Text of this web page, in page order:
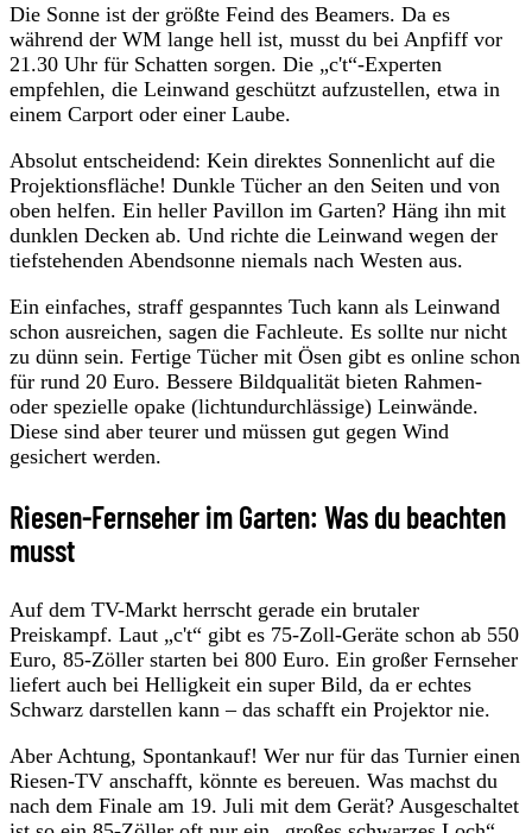
Die Sonne ist der größte Feind des Beamers. Da es
während der WM lange hell ist, musst du bei Anpfiff vor
21.30 Uhr für Schatten sorgen. Die „c't“-Experten
empfehlen, die Leinwand geschützt aufzustellen, etwa in
einem Carport oder einer Laube.
Absolut entscheidend: Kein direktes Sonnenlicht auf die
Projektionsfläche! Dunkle Tücher an den Seiten und von
oben helfen. Ein heller Pavillon im Garten? Häng ihn mit
dunklen Decken ab. Und richte die Leinwand wegen der
tiefstehenden Abendsonne niemals nach Westen aus.
Ein einfaches, straff gespanntes Tuch kann als Leinwand
schon ausreichen, sagen die Fachleute. Es sollte nur nicht
zu dünn sein. Fertige Tücher mit Ösen gibt es online schon
für rund 20 Euro. Bessere Bildqualität bieten Rahmen-
oder spezielle opake (lichtundurchlässige) Leinwände.
Diese sind aber teurer und müssen gut gegen Wind
gesichert werden.
Riesen-Fernseher im Garten: Was du beachten
musst
Auf dem TV-Markt herrscht gerade ein brutaler
Preiskampf. Laut „c't“ gibt es 75-Zoll-Geräte schon ab 550
Euro, 85-Zöller starten bei 800 Euro. Ein großer Fernseher
liefert auch bei Helligkeit ein super Bild, da er echtes
Schwarz darstellen kann – das schafft ein Projektor nie.
Aber Achtung, Spontankauf! Wer nur für das Turnier einen
Riesen-TV anschafft, könnte es bereuen. Was machst du
nach dem Finale am 19. Juli mit dem Gerät? Ausgeschaltet